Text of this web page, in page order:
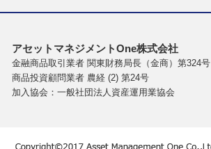
アセットマネジメントOne株式会社
金融商品取引業者 関東財務局長（金商）第324号
商品投資顧問業者 農経 (2) 第24号
加入協会：一般社団法人資産運用業協会